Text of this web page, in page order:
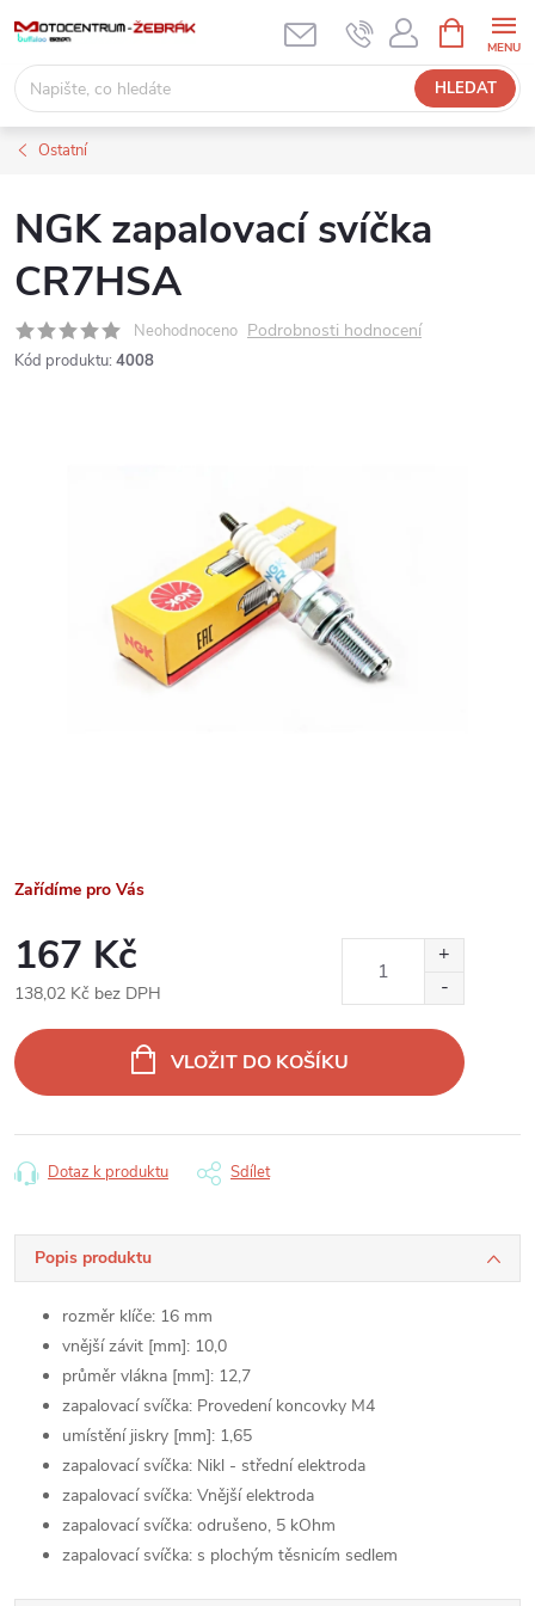
obsah
HLEDAT
NÁKUPNÍ
KOŠÍK
Ostatní
NGK zapalovací svíčka
CR7HSA
Neohodnoceno Podrobnosti hodnocení
Kód produktu: 4008
Zařídíme pro Vás
167 Kč
138,02 Kč bez DPH
cena:
VLOŽIT DO KOŠÍKU
Dotaz k produktu Sdílet
Popis produktu
rozměr klíče: 16 mm
vnější závit [mm]: 10,0
průměr vlákna [mm]: 12,7
zapalovací svíčka: Provedení koncovky M4
umístění jiskry [mm]: 1,65
zapalovací svíčka: Nikl - střední elektroda
zapalovací svíčka: Vnější elektroda
zapalovací svíčka: odrušeno, 5 kOhm
zapalovací svíčka: s plochým těsnicím sedlem